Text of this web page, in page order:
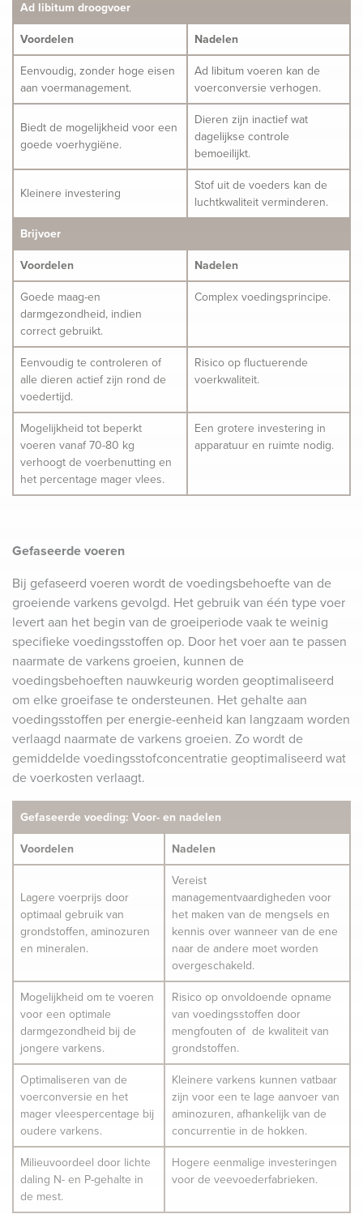
Ad libitum droogvoer
Voordelen Nadelen
Eenvoudig, zonder hoge eisen
aan voermanagement.
Ad libitum voeren kan de
voerconversie verhogen.
Biedt de mogelijkheid voor een
goede voerhygiëne.
Dieren zijn inactief wat
dagelijkse controle
bemoeilijkt.
Kleinere investering
Stof uit de voeders kan de
luchtkwaliteit verminderen.
Brijvoer
Voordelen Nadelen
Goede maag-en
darmgezondheid, indien
correct gebruikt.
Complex voedingsprincipe.
Eenvoudig te controleren of
alle dieren actief zijn rond de
voedertijd.
Risico op fluctuerende
voerkwaliteit.
Mogelijkheid tot beperkt
voeren vanaf 70-80 kg
verhoogt de voerbenutting en
het percentage mager vlees.
Een grotere investering in
apparatuur en ruimte nodig.
Gefaseerde voeren
Bij gefaseerd voeren wordt de voedingsbehoefte van de
groeiende varkens gevolgd. Het gebruik van één type voer
levert aan het begin van de groeiperiode vaak te weinig
specifieke voedingsstoffen op. Door het voer aan te passen
naarmate de varkens groeien, kunnen de
voedingsbehoeften nauwkeurig worden geoptimaliseerd
om elke groeifase te ondersteunen. Het gehalte aan
voedingsstoffen per energie-eenheid kan langzaam worden
verlaagd naarmate de varkens groeien. Zo wordt de
gemiddelde voedingsstofconcentratie geoptimaliseerd wat
de voerkosten verlaagt.
Gefaseerde voeding: Voor- en nadelen
Voordelen Nadelen
Lagere voerprijs door
optimaal gebruik van
grondstoffen, aminozuren
en mineralen.
Vereist
managementvaardigheden voor
het maken van de mengsels en
kennis over wanneer van de ene
naar de andere moet worden
overgeschakeld.
Mogelijkheid om te voeren
voor een optimale
darmgezondheid bij de
jongere varkens.
Risico op onvoldoende opname
van voedingsstoffen door
mengfouten of de kwaliteit van
grondstoffen.
Optimaliseren van de
voerconversie en het
mager vleespercentage bij
oudere varkens.
Kleinere varkens kunnen vatbaar
zijn voor een te lage aanvoer van
aminozuren, afhankelijk van de
concurrentie in de hokken.
Milieuvoordeel door lichte
daling N- en P-gehalte in
de mest.
Hogere eenmalige investeringen
voor de veevoederfabrieken.